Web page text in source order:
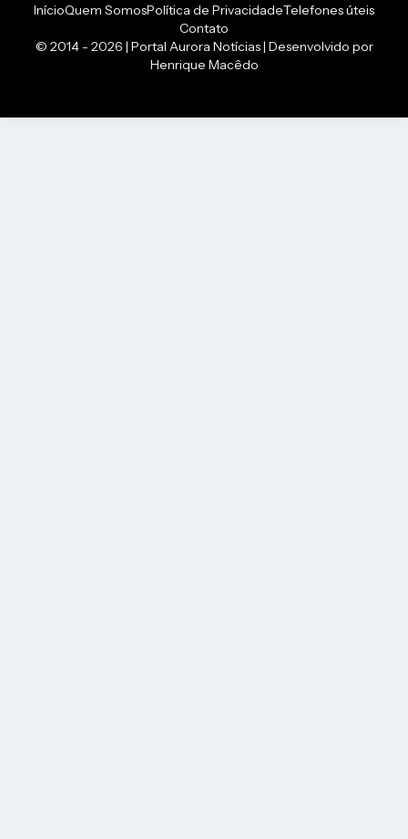
© 2014 - 2026 | Portal Aurora Notícias | Desenvolvido por
Henrique Macêdo
InícioQuem SomosPolítica de PrivacidadeTelefones úteis
Contato